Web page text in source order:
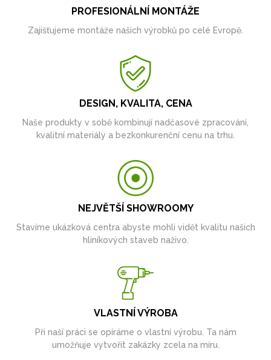
PROFESIONÁLNÍ MONTÁŽE
Zajišťujeme montáže našich výrobků po celé Evropě.
DESIGN, KVALITA, CENA
Naše produkty v sobě kombinují nadčasové zpracování,
kvalitní materiály a bezkonkurenční cenu na trhu.
NEJVĚTŠÍ SHOWROOMY
Stavíme ukázková centra abyste mohli vidět kvalitu našich
hliníkových staveb naživo.
VLASTNÍ VÝROBA
Při naší práci se opíráme o vlastní výrobu. Ta nám
umožňuje vytvořit zakázky zcela na míru.